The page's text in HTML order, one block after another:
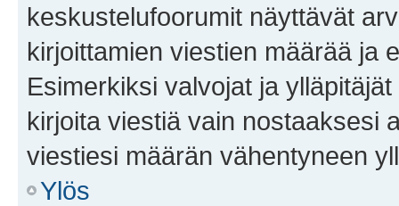
keskustelufoorumit näyttävät
kirjoittamien viestien määrää ja
Esimerkiksi valvojat ja
kirjoita viestiä vain nostaaksesi
viestiesi määrän vähentyneen
Ylös